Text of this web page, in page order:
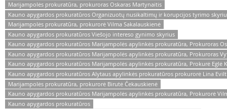
Marijampolės prokuratūra, prokuroras Oskaras Martynaitis
Kauno apygardos prokuratūros Organizuotų nusikaltimų ir korupcijos tyrimo
Marijampolės prokuratūra, prokurorė Vilma Sakalauskienė
Kauno apygardos prokuratūros Viešojo intereso gynimo skyrius
Kauno apygardos prokuratūros Marijampolės apylinkės prokuratūra, Prokuroras
Kauno apygardos prokuratūros Marijampolės apylinkės prokuratūra, Prokuroras
Kauno apygardos prokuratūros Marijampolės apylinkės prokuratūra, Prokurė Eglė
Kauno apygardos prokuratūros Alytaus apylinkės prokuratūros prokurorė Lina
Marijampolės prokuratūra, prokurorė Birutė Čekauskienė
Kauno apygardos prokuratūros Marijampolės apylinkės prokuratūra, Prokurorė
Kauno apygardos prokuratūros